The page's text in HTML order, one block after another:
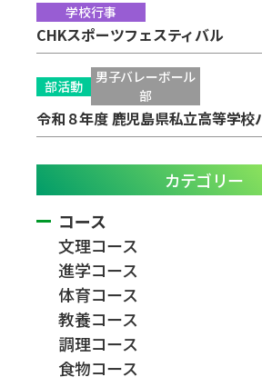
学校行事
CHKスポーツフェスティバル
部活動
男子バレーボール
部
令和８年度 鹿児島県私立高等学校
カテゴリー
コース
文理コース
進学コース
体育コース
教養コース
調理コース
食物コース